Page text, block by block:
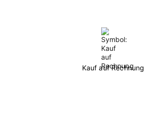
Kauf auf Rechnung